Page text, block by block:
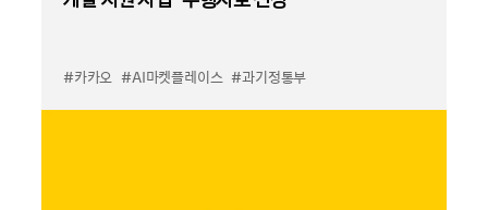
#카카오 #AI마켓플레이스 #과기정통부